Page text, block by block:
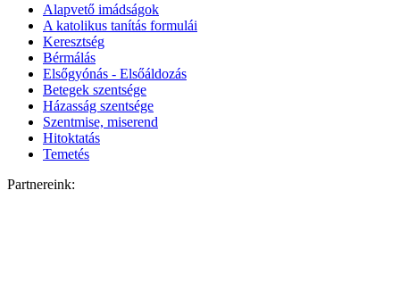
Alapvető imádságok
A katolikus tanítás formulái
Keresztség
Bérmálás
Elsőgyónás - Elsőáldozás
Betegek szentsége
Házasság szentsége
Szentmise, miserend
Hitoktatás
Temetés
Partnereink: